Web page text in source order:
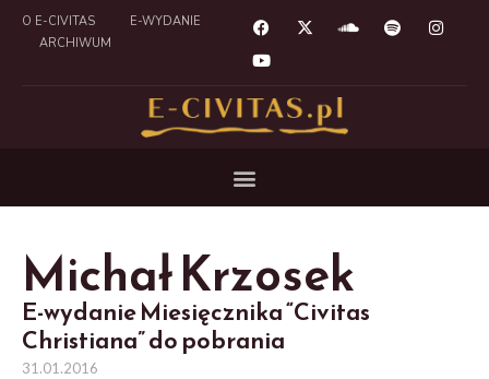
O E-CIVITAS
E-WYDANIE
ARCHIWUM
Michał Krzosek
E-wydanie Miesięcznika “Civitas
Christiana” do pobrania
31.01.2016